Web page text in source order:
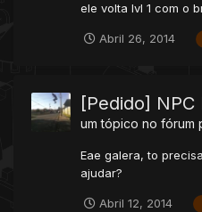
ele volta lvl 1 com o
Abril 26, 2014
[Pedido] NPC
um tópico no fórum
Eae galera, to
ajudar?
Abril 12, 2014